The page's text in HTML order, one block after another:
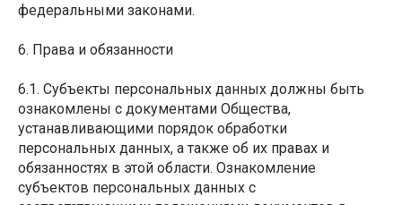
федеральными законами.
6. Права и обязанности
6.1. Субъекты персональных данных должны быть
ознакомлены с документами Общества,
устанавливающими порядок обработки
персональных данных, а также об их правах и
обязанностях в этой области. Ознакомление
субъектов персональных данных с